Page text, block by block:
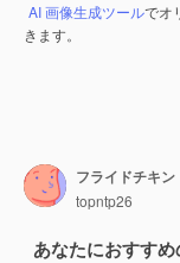
AI 画像生成ツールでオ
きます。
フライドチキン
topntp26
あなたにおすす